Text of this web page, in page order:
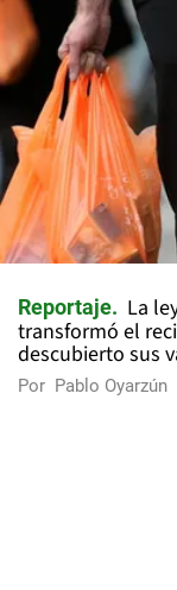
Reportaje
La
transformó el
descubierto sus
Por Pablo Oyarzún